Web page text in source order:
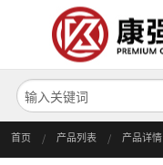
首页
关于我们
首页 产品列表 产品详情